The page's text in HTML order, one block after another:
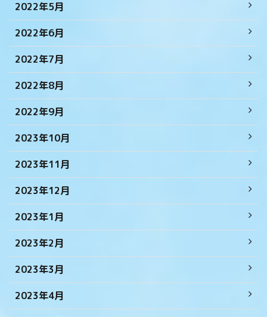
2022年5月
2022年6月
2022年7月
2022年8月
2022年9月
2023年10月
2023年11月
2023年12月
2023年1月
2023年2月
2023年3月
2023年4月